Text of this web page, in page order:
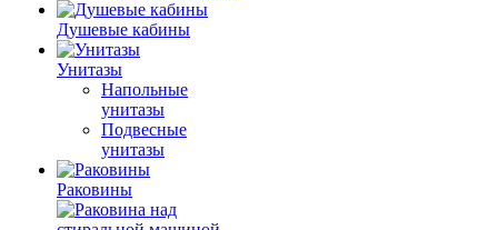
Душевые кабины
Унитазы
Напольные
унитазы
Подвесные
унитазы
Раковины